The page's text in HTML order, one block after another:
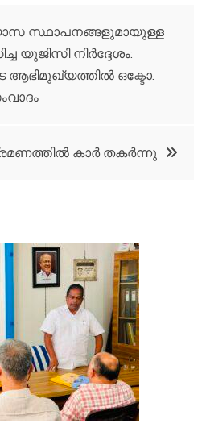
സ്ഥാപനങ്ങളുമായുള്ള
യുജിസി നിര്‍ദ്ദേശം:
ഒക്ടോ.
കാർ തകർന്നു